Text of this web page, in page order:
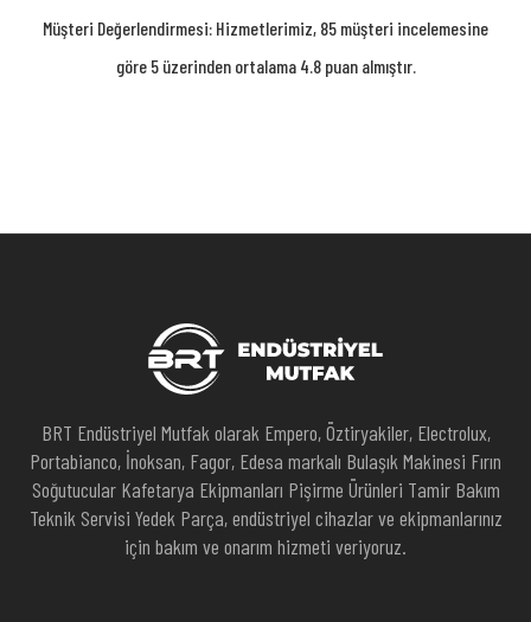
Müşteri Değerlendirmesi: Hizmetlerimiz, 85 müşteri incelemesine
göre 5 üzerinden ortalama 4.8 puan almıştır.
BRT Endüstriyel Mutfak olarak Empero, Öztiryakiler, Electrolux,
Portabianco, İnoksan, Fagor, Edesa markalı Bulaşık Makinesi Fırın
Soğutucular Kafetarya Ekipmanları Pişirme Ürünleri Tamir Bakım
Teknik Servisi Yedek Parça, endüstriyel cihazlar ve ekipmanlarınız
için bakım ve onarım hizmeti veriyoruz.